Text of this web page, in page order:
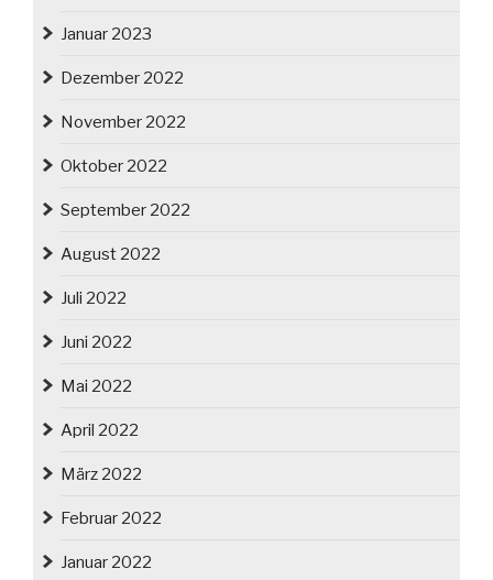
Januar 2023
Dezember 2022
November 2022
Oktober 2022
September 2022
August 2022
Juli 2022
Juni 2022
Mai 2022
April 2022
März 2022
Februar 2022
Januar 2022